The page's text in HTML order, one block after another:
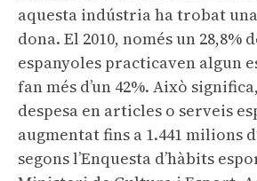
aquesta indústria ha trobat
dona. El 2010, només un 28,8%
espanyoles practicaven algun
fan més d’un 42%. Això
despesa en articles o serveis
augmentat fins a 1.441 milions
segons l’Enquesta d’hàbits